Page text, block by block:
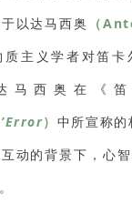
以达马西奥 （
质主义学者对笛卡
马西奥在《笛
） 中所宣称的
动的背景下，心
。